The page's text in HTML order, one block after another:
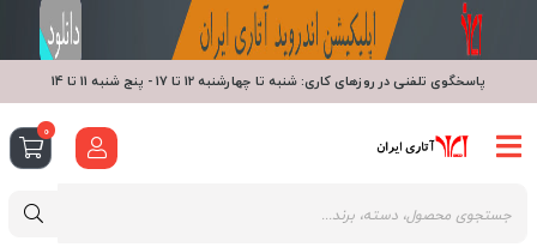
پاسخگوی تلفنی در روزهای کاری: شنبه تا چهارشنبه 12 تا 17 - پنج شنبه 11 تا 14
0